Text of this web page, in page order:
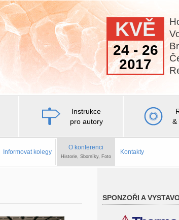
KVĚ
24 - 26
2017
Instrukce
pro autory
&
Informovat kolegy
O konferenci
Historie, Sborníky, Foto
Kontakty
SPONZOŘI A